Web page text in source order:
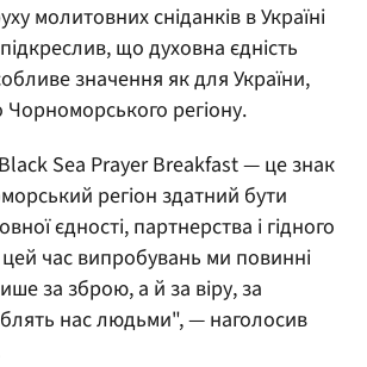
молитовних сніданків в Україні
що духовна єдність
значення як для України,
Чорноморського регіону.
Sea Prayer Breakfast — це знак
регіон здатний бути
єдності, партнерства і гідного
час випробувань ми повинні
за зброю, а й за віру, за
нас людьми", — наголосив